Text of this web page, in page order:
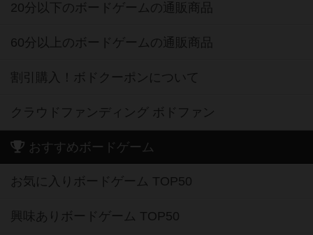
20分以下のボードゲームの通販商品
60分以上のボードゲームの通販商品
割引購入！ボドクーポンについて
クラウドファンディング ボドファン
おすすめボードゲーム
お気に入りボードゲーム TOP50
興味ありボードゲーム TOP50